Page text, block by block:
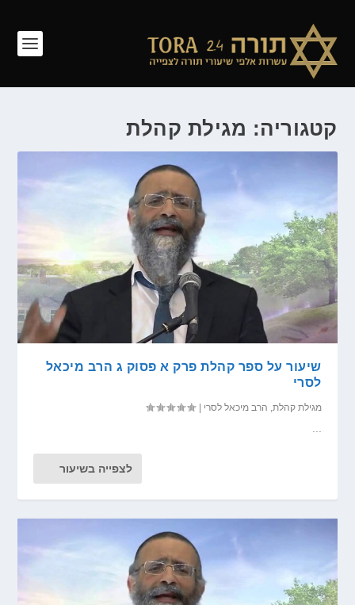
קטגוריה: מגילת קהלת
שיעור על ספר קהלת פרק א פסוק ג הרב מיכאל
לסרי
מגילת קהלת הרב מיכאל לסרי |
לצפייה בשיעור